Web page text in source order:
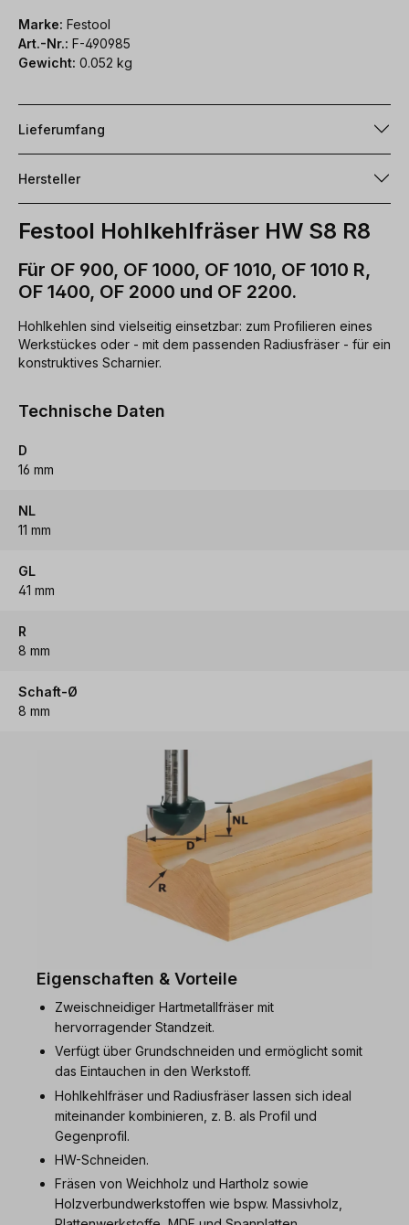
Marke: Festool
Art.-Nr.: F-490985
Gewicht: 0.052 kg
Lieferumfang
Hersteller
Festool Hohlkehlfräser HW S8 R8
Für OF 900, OF 1000, OF 1010, OF 1010 R,
OF 1400, OF 2000 und OF 2200.
Hohlkehlen sind vielseitig einsetzbar: zum Profilieren eines
Werkstückes oder - mit dem passenden Radiusfräser - für ein
konstruktives Scharnier.
Technische Daten
D
16 mm
NL
11 mm
GL
41 mm
R
8 mm
Schaft-Ø
8 mm
Eigenschaften & Vorteile
Zweischneidiger Hartmetallfräser mit
hervorragender Standzeit.
Verfügt über Grundschneiden und ermöglicht somit
das Eintauchen in den Werkstoff.
Hohlkehlfräser und Radiusfräser lassen sich ideal
miteinander kombinieren, z. B. als Profil und
Gegenprofil.
HW-Schneiden.
Fräsen von Weichholz und Hartholz sowie
Holzverbundwerkstoffen wie bspw. Massivholz,